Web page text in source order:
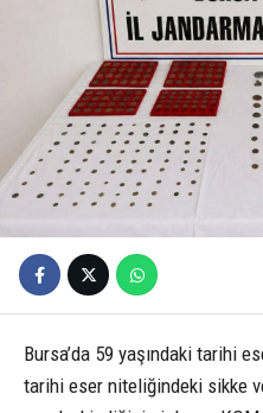
Bursa’da 59 yaşındaki tarihi
tarihi eser niteliğindeki sikke